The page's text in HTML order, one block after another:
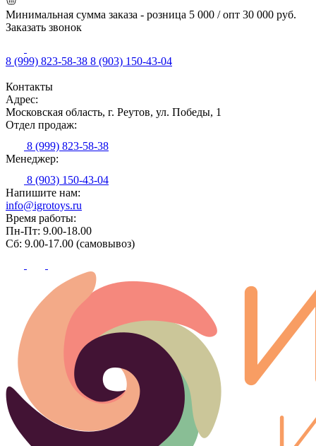
Минимальная сумма заказа - розница 5 000 / опт 30 000 руб.
Заказать звонок
8 (999) 823-58-38 8 (903) 150-43-04
Контакты
Адрес:
Московская область, г. Реутов, ул. Победы, 1
Отдел продаж:
8 (999) 823-58-38
Менеджер:
8 (903) 150-43-04
Напишите нам:
info@igrotoys.ru
Время работы:
Пн-Пт: 9.00-18.00
Сб: 9.00-17.00 (самовывоз)